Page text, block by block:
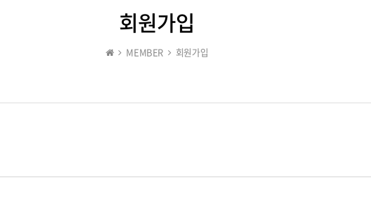
회원가입
MEMBER 회원가입